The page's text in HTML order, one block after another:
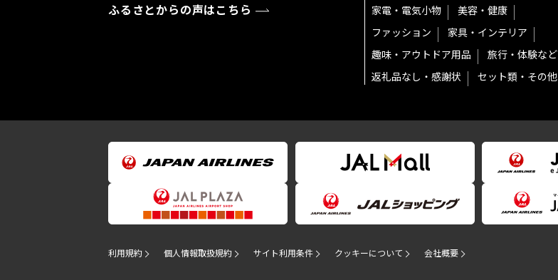
ふるさとからの声はこちら
家電・電気小物
美容・健康
ファッション
家具・インテリア
趣味・アウトドア用品
旅行・体験など
返礼品なし・感謝状
セット類・その他
利用規約 個人情報取扱規約 サイト利用条件 クッキーについて 会社概要